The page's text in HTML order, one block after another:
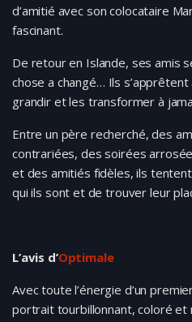
d’amitié avec son colocataire
fascinant.
De retour en Islande, ses amis
chose a changé… Ils
grandir et les transformer à
Entre un père recherché, des
contrariées, des soirées
et des amitiés fidèles, ils
qui ils sont et de trouver leur
L’avis d’Optimale
Avec toute l’énergie d’un
portrait tourbillonnant, coloré et